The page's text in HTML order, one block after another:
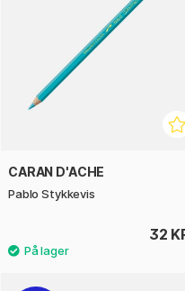
CARAN D'ACHE
Pablo Stykkevis
32